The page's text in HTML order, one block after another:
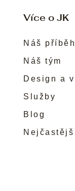
Více o JK
Náš příběh
Náš tým
Design a
Služby
Blog